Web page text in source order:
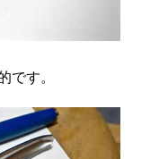
です。